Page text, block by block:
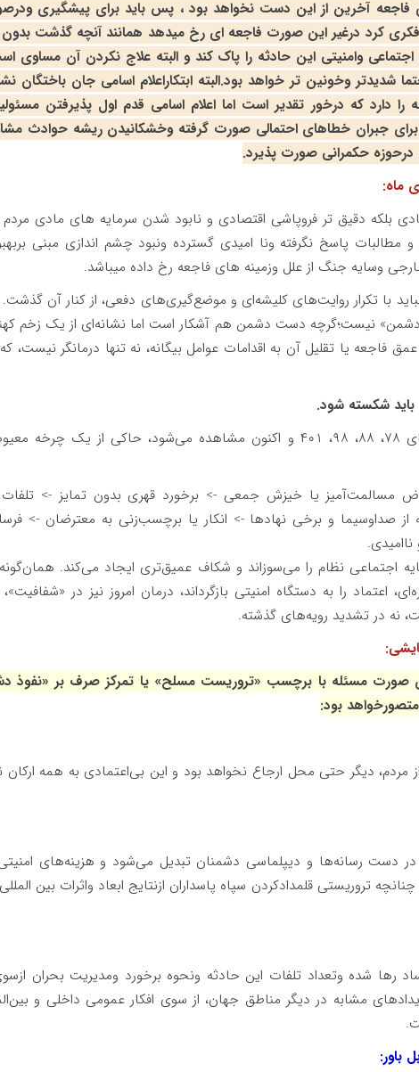
فاجعه آخرین از این دست نخواهد بود ، پس باید برای پیشگیری
فکری کرد درغیر این صورت فاجعه ای رخ میدهد همانند آنچه گذشت بدون
وامنیتی این حادثه را پاک کند و البته علاج نکردن آن مساوی
شدیدتر وخونین تر خواهد بود.البته ابتکاراعلام اسامی جان باختگان
را دارد که درخور تقدیر است اما اعلام اسامی قدم اول پذیرفتن
برای جبران خطاهای احتمالی صورت گرفته وخشکانیدن ریشه حوادث
درحوزه حکمرانی صورت پذیرد.
ماه:
بلکه دقیق تر فروپاشی اقتصادی و نابود شدن سرمایه های مادی مردم
مطالبات پاسخ نگرفته ونا امیدی گسترده ونبود چشم اندازی مبنی
وسایه جنگ از علل وزمینه های فاجعه رخ داده میباشد.
با تکرار روایت‌های کلیشه‌ای و موضع‌گیری‌های دفعی، از کنار آن گذشت.
نیست؛گرچه دست دشمن هم آشکار است اما نشانه‌ای از یک زخم
فاجعه یا تقلیل آن به اقدامات عوامل بیگانه، نه تنها درمانگر نیست،
شکسته شود.
الگویی که در رویدادهای سال‌های ۷۸، ۸۸، ۹۸، ۴۰۱ و اکنون مشاهده می‌شود، حاکی از یک
مسالمت‌آمیز یا خیزش جمعی -> برخورد قهری بدون تمایز ->
صداوسیما و برخی نهادها -> انکار یا برچسب‌زنی به معترضان ->
اجتماعی نظام را می‌سوزاند و شکاف عمیق‌تری ایجاد می‌کند.
اعتماد را به دستگاه امنیتی بازگرداند، درمان امروز نیز در
نه در تشدید رویه‌های گذشته.
صورت مسئله با برچسب «تروریست مسلح» یا تمرکز صرف بر «نفوذ
متصورخواهد بود:
مردم، دیگر حتی محل ارجاع نخواهد بود و این بی‌اعتمادی به همه
در دست رسانه‌ها و دیپلماسی دشمنان تبدیل می‌شود و هزینه‌های
تروریستی قلمدادکردن سپاه پاسداران ازنتایج ابعاد واثرات بین
رها شده وتعداد تلفات این حادثه ونحوه برخورد ومدیریت بحران
مشابه در دیگر مناطق جهان، از سوی افکار عمومی داخلی و